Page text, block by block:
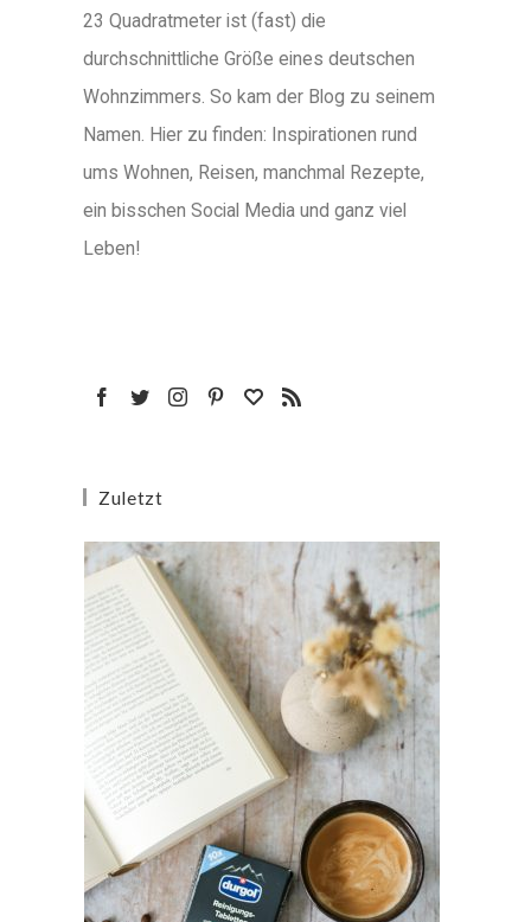
23 Quadratmeter ist (fast) die
durchschnittliche Größe eines deutschen
Wohnzimmers. So kam der Blog zu seinem
Namen. Hier zu finden: Inspirationen rund
ums Wohnen, Reisen, manchmal Rezepte,
ein bisschen Social Media und ganz viel
Leben!
Zuletzt